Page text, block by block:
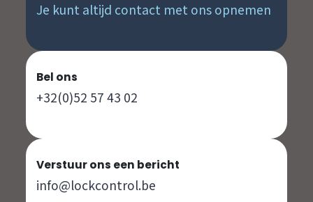
Je kunt altijd contact met ons opnemen
Bel ons
+32(0)52 57 43 02
Verstuur ons een bericht
info@lockcontrol.be